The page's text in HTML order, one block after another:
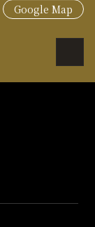
Google Map